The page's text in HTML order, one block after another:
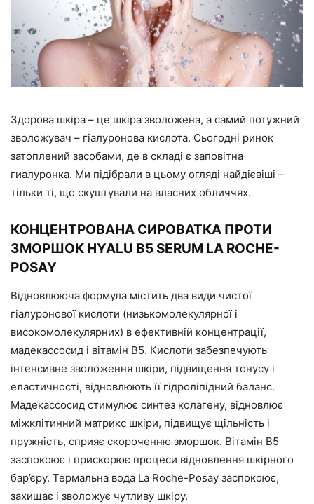
Здорова шкіра – це шкіра зволожена, а самий потужний
зволожувач – гіалуронова кислота. Сьогодні ринок
затоплений засобами, де в складі є заповітна
гиалуронка. Ми підібрали в цьому огляді найдієвіші –
тільки ті, що скуштували на власних обличчях.
КОНЦЕНТРОВАНА СИРОВАТКА ПРОТИ
ЗМОРШОК HYALU B5 SERUM LA ROCHE-
POSAY
Відновлююча формула містить два види чистої
гіалуронової кислоти (низькомолекулярної і
високомолекулярних) в ефективній концентрації,
мадекассосид і вітамін В5. Кислоти забезпечують
інтенсивне зволоження шкіри, підвищення тонусу і
еластичності, відновлюють її гідроліпідний баланс.
Мадекассосид стимулює синтез колагену, відновлює
міжклітинний матрикс шкіри, підвищує щільність і
пружність, сприяє скороченню зморшок. Вітамін B5
заспокоює і прискорює процеси відновлення шкірного
бар’єру. Термальна вода La Roche-Posay заспокоює,
захищає і зволожує чутливу шкіру.